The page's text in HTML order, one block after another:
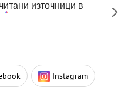
източници в
Instagram